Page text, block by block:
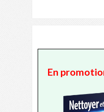
En